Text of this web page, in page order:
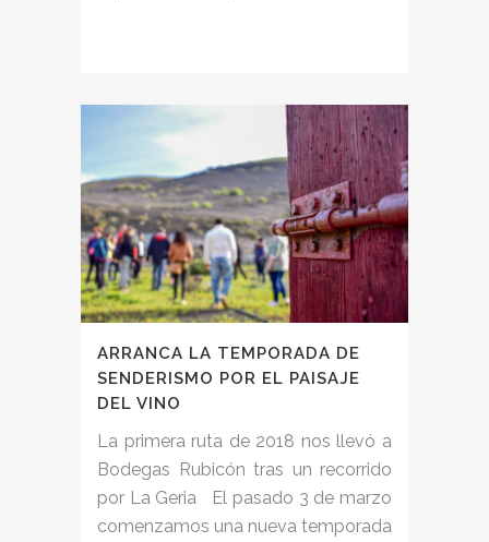
ARRANCA LA TEMPORADA DE
SENDERISMO POR EL PAISAJE
DEL VINO
La primera ruta de 2018 nos llevó a
Bodegas Rubicón tras un recorrido
por La Geria El pasado 3 de marzo
comenzamos una nueva temporada